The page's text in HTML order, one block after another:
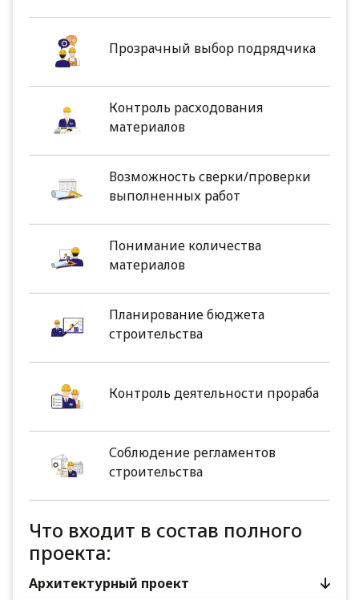
Прозрачный выбор подрядчика
Контроль расходования
материалов
Возможность сверки/проверки
выполненных работ
Понимание количества
материалов
Планирование бюджета
строительства
Контроль деятельности прораба
Соблюдение регламентов
строительства
Что входит в состав полного
проекта:
Архитектурный проект